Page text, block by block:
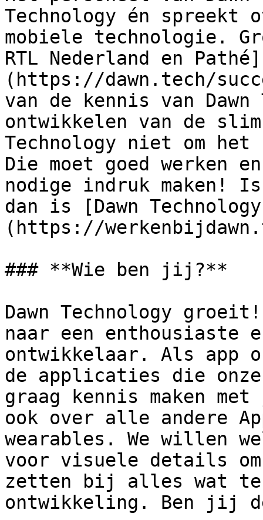
Technology én spreekt
mobiele technologie.
RTL Nederland en Pathé]
(https://dawn.tech/
van de kennis van
ontwikkelen van de
Technology niet om het
Die moet goed werken
nodige indruk
dan is [Dawn
(https://
### **Wie ben jij?**
Dawn Technology
naar een enthousiaste
ontwikkelaar. Als app
de applicaties die
graag kennis maken
ook over alle andere
wearables. We willen
voor visuele details
zetten bij alles wat te
ontwikkeling. Ben jij